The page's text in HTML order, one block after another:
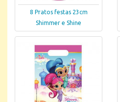
8 Pratos festas 23cm
Shimmer e Shine